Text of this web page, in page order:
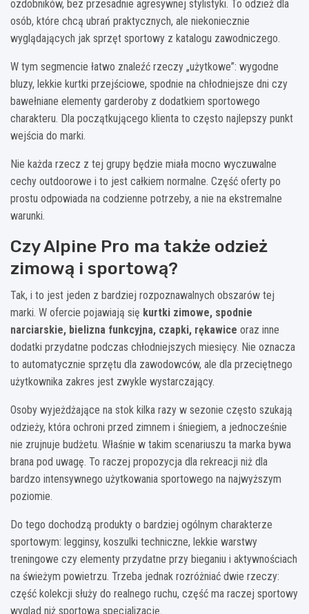
ozdobników, bez przesadnie agresywnej stylistyki. To odzież dla
osób, które chcą ubrań praktycznych, ale niekoniecznie
wyglądających jak sprzęt sportowy z katalogu zawodniczego.
W tym segmencie łatwo znaleźć rzeczy „użytkowe”: wygodne
bluzy, lekkie kurtki przejściowe, spodnie na chłodniejsze dni czy
bawełniane elementy garderoby z dodatkiem sportowego
charakteru. Dla początkującego klienta to często najlepszy punkt
wejścia do marki.
Nie każda rzecz z tej grupy będzie miała mocno wyczuwalne
cechy outdoorowe i to jest całkiem normalne. Część oferty po
prostu odpowiada na codzienne potrzeby, a nie na ekstremalne
warunki.
Czy Alpine Pro ma także odzież
zimową i sportową?
Tak, i to jest jeden z bardziej rozpoznawalnych obszarów tej
marki. W ofercie pojawiają się kurtki zimowe, spodnie
narciarskie, bielizna funkcyjna, czapki, rękawice oraz inne
dodatki przydatne podczas chłodniejszych miesięcy. Nie oznacza
to automatycznie sprzętu dla zawodowców, ale dla przeciętnego
użytkownika zakres jest zwykle wystarczający.
Osoby wyjeżdżające na stok kilka razy w sezonie często szukają
odzieży, która ochroni przed zimnem i śniegiem, a jednocześnie
nie zrujnuje budżetu. Właśnie w takim scenariuszu ta marka bywa
brana pod uwagę. To raczej propozycja dla rekreacji niż dla
bardzo intensywnego użytkowania sportowego na najwyższym
poziomie.
Do tego dochodzą produkty o bardziej ogólnym charakterze
sportowym: legginsy, koszulki techniczne, lekkie warstwy
treningowe czy elementy przydatne przy bieganiu i aktywnościach
na świeżym powietrzu. Trzeba jednak rozróżniać dwie rzeczy:
część kolekcji służy do realnego ruchu, część ma raczej sportowy
wygląd niż sportową specjalizację.